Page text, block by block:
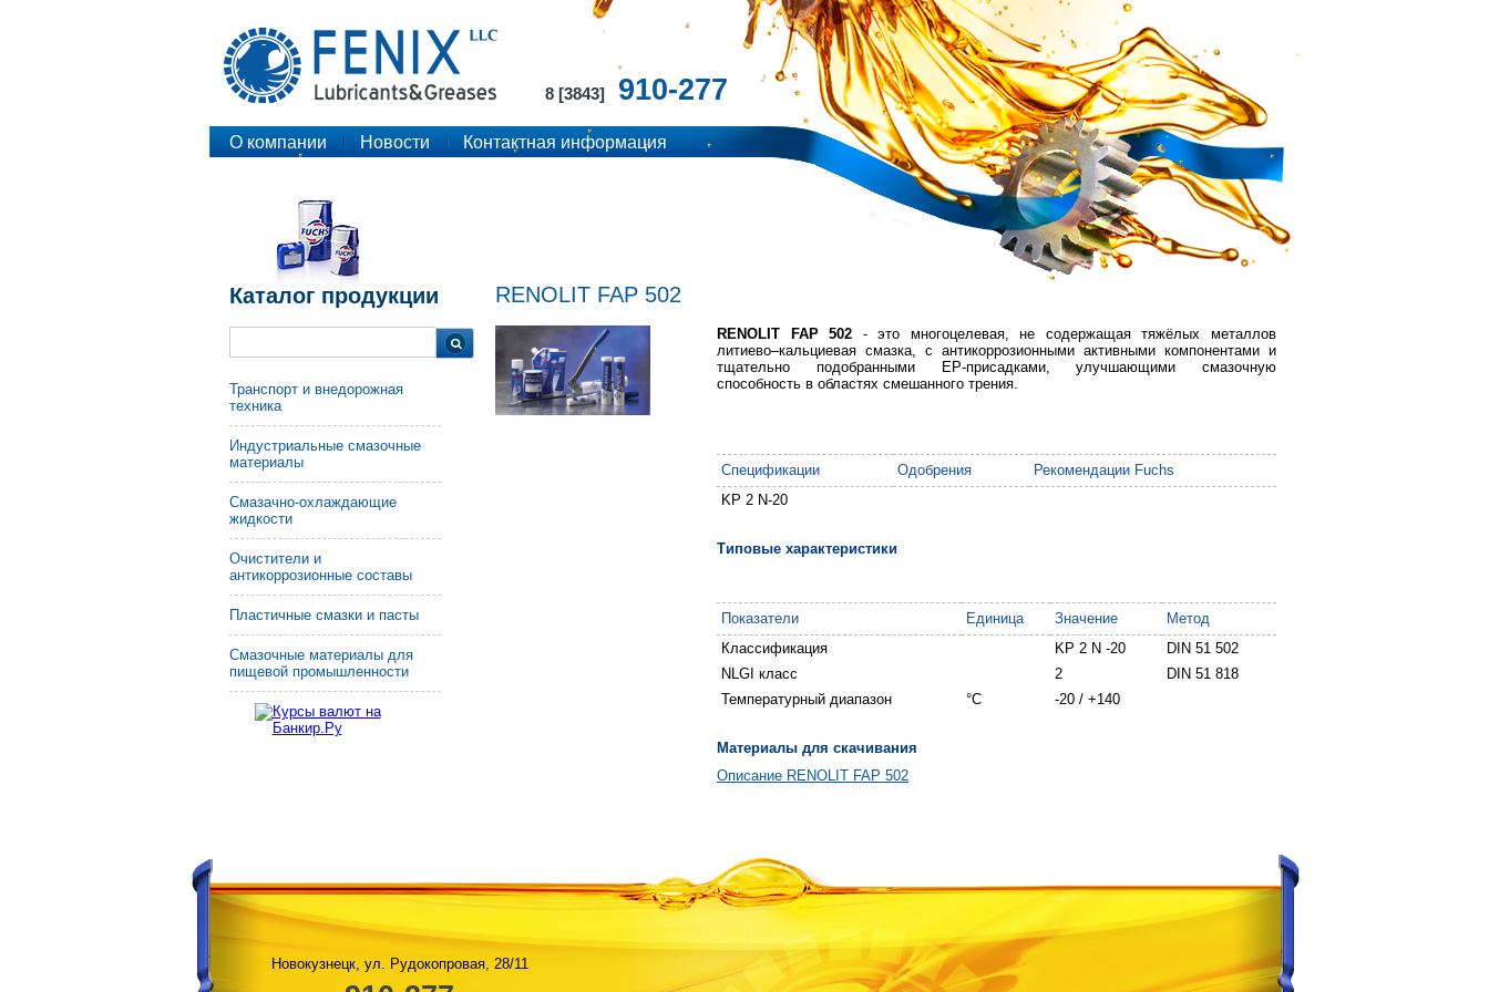
8 [3843] 910-277
О компании Новости Контактная информация
Каталог продукции
Транспорт и внедорожная
техника
Индустриальные смазочные
материалы
Смазачно-охлаждающие
жидкости
Очистители и
антикоррозионные составы
Пластичные смазки и пасты
Смазочные материалы для
пищевой промышленности
RENOLIT FAP 502
RENOLIT FAP 502 - это многоцелевая, не содержащая тяжёлых металлов
литиево–кальциевая смазка, с антикоррозионными активными компонентами и
тщательно подобранными EP-присадками, улучшающими смазочную
способность в областях смешанного трения.
Спецификации Одобрения
Рекомендации Fuchs
KP 2 N-20
Типовые характеристики
Показатели Единица Значение
Метод
Классификация
KP 2 N -20
DIN 51 502
NLGI класс
2
DIN 51 818
Температурный диапазон
°С -20 / +140
Материалы для скачивания
Описание RENOLIT FAP 502
Новокузнецк, ул. Рудокопровая, 28/11